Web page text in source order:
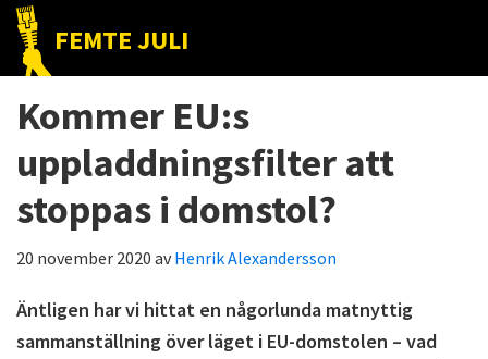
Hoppa
huvudnavigering
Hoppa
huvudinnehåll
Hoppa
det
primära
FEMTE JULI
Nätet
till
folket!
Kommer EU:s
uppladdningsfilter att
stoppas i domstol?
20 november 2020 avHenrik Alexandersson
Äntligen har vi hittat en någorlunda matnyttig
sammanställning över läget i EU-domstolen – vad